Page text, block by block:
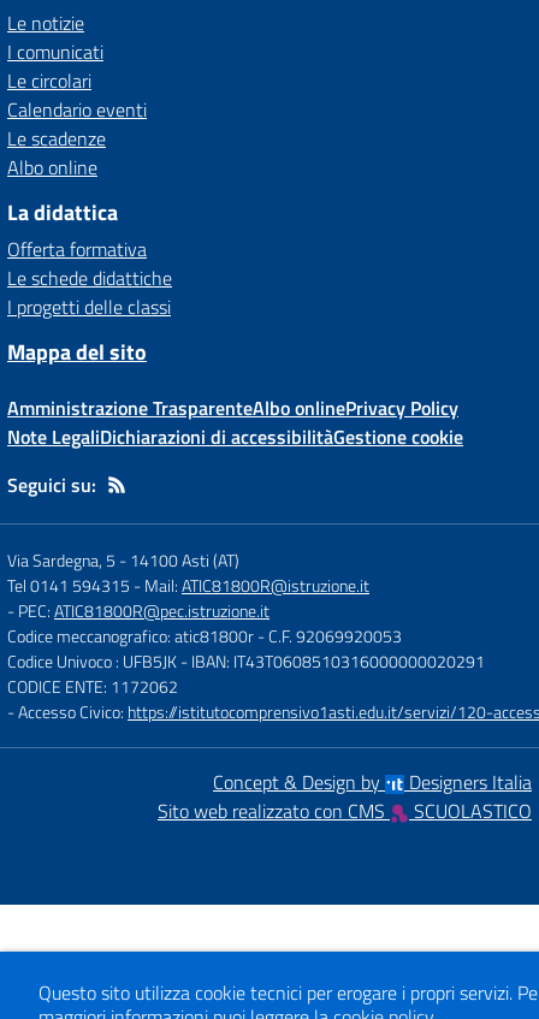
Le notizie
I comunicati
Le circolari
Calendario eventi
Le scadenze
Albo online
La didattica
Offerta formativa
Le schede didattiche
I progetti delle classi
Mappa del sito
Amministrazione TrasparenteAlbo onlinePrivacy Policy
Note LegaliDichiarazioni di accessibilitàGestione cookie
Seguici su:
Via Sardegna, 5 -14100 Asti (AT)
Tel 0141 594315 - Mail:ATIC81800R@istruzione.it
- PEC:ATIC81800R@pec.istruzione.it
Codice meccanografico: atic81800r- C.F. 92069920053
Codice Univoco : UFB5JK- IBAN: IT43T0608510316000000020291
CODICE ENTE: 1172062
- Accesso Civico: https://istitutocomprensivo1asti.edu.it/servizi/120-
Concept & Design by
Designers Italia
Sito web realizzato con CMS
SCUOLASTICO
Questo sito utilizza cookie tecnici per erogare i propri servizi.